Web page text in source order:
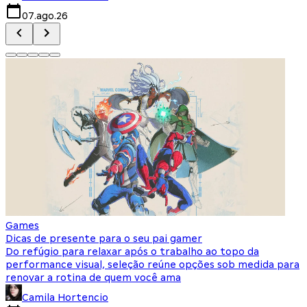
07.ago.26
Games
Dicas de presente para o seu pai gamer
Do refúgio para relaxar após o trabalho ao topo da
performance visual, seleção reúne opções sob medida para
renovar a rotina de quem você ama
Camila Hortencio